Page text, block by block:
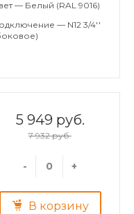
— Белый (RAL 9016)
— N12 3/4''
5 949 руб.
7 932 руб.
- +
В корзину